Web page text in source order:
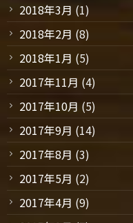
2018年3月 (1)
2018年2月 (8)
2018年1月 (5)
2017年11月 (4)
2017年10月 (5)
2017年9月 (14)
2017年8月 (3)
2017年5月 (2)
2017年4月 (9)